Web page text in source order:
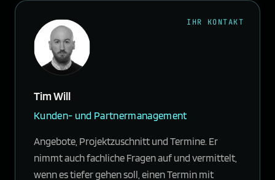
IHR KONTAKT
Tim Will
Kunden- und Partnermanagement
Angebote, Projektzuschnitt und Termine. Er
nimmt auch fachliche Fragen auf und vermittelt,
wenn es tiefer gehen soll, einen Termin mit